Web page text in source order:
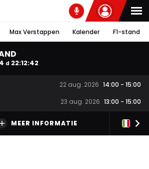
Max Verstappen Kalender F1-stand
d 22:12:41
22 aug. 2026 14:00 - 15:00
23 aug. 2026 13:00 - 15:00
MEER INFORMATIE